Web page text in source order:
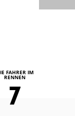
FAHRER IM
RENNEN
7